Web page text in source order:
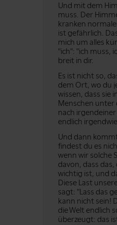
Und mit dem
muss. Der
kranken
ist gefährlich.
mich um alles
"ich": "ich muss,
breit in dir.
Es ist nicht so,
dem Ort, wo du
wissen, dass sie
Menschen unter
nach
endlich
Und dann
findest du es
wenn wir solche
davon, dass
wichtig ist, und
Diese Last
sagt: "Lass das
kann nicht sein!
die Welt endlich
überzeugt: das